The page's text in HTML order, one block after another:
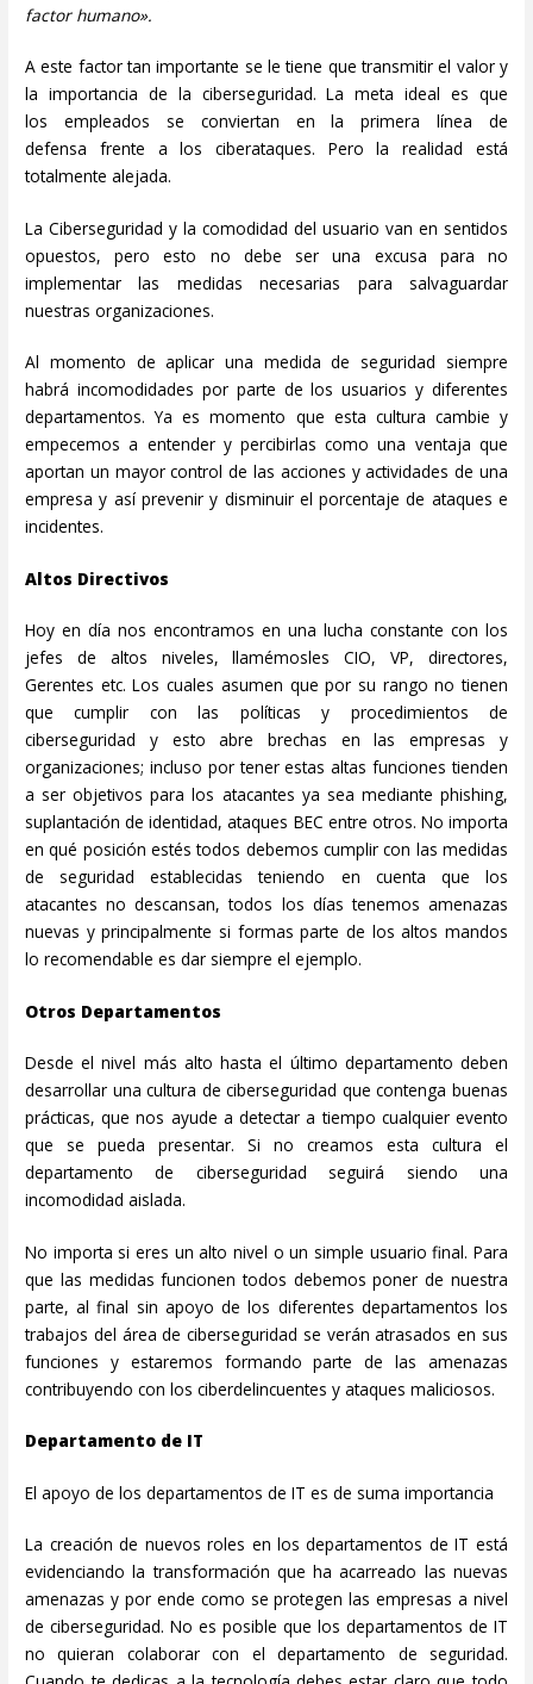
factor humano».
A este factor tan importante se le tiene que transmitir el valor y
la importancia de la ciberseguridad. La meta ideal es que
los
empleados se conviertan en la primera línea de
defensa frente a los ciberataques. Pero la realidad está
totalmente alejada.
La Ciberseguridad y la comodidad del usuario van en sentidos
opuestos, pero esto no debe ser una excusa para no
implementar las medidas necesarias para salvaguardar
nuestras organizaciones.
Al momento de aplicar una medida de seguridad siempre
habrá incomodidades por parte de los usuarios y diferentes
departamentos. Ya es momento que esta cultura cambie y
empecemos a entender y percibirlas como una ventaja que
aportan un mayor control de las acciones y actividades de una
empresa y así prevenir y disminuir el porcentaje de ataques e
incidentes.
Altos Directivos
Hoy en día nos encontramos en una lucha constante con los
jefes de altos niveles, llamémosles CIO, VP, directores,
Gerentes etc. Los cuales asumen que por su rango no tienen
que cumplir con las políticas y procedimientos de
ciberseguridad y esto abre brechas en las empresas y
organizaciones; incluso por tener estas altas funciones tienden
a ser objetivos para los atacantes ya sea mediante phishing,
suplantación de identidad, ataques BEC entre otros. No importa
en qué posición estés todos debemos cumplir con las medidas
de seguridad establecidas teniendo en cuenta que los
atacantes no descansan, todos los días tenemos amenazas
nuevas y principalmente si formas parte de los altos mandos
lo recomendable es dar siempre el ejemplo.
Otros Departamentos
Desde el nivel más alto hasta el último departamento deben
desarrollar una cultura de ciberseguridad que contenga buenas
prácticas, que nos ayude a detectar a tiempo cualquier evento
que se pueda presentar. Si no creamos esta cultura el
departamento de ciberseguridad seguirá siendo una
incomodidad aislada.
No importa si eres un alto nivel o un simple usuario final. Para
que las medidas funcionen todos debemos poner de nuestra
parte, al final sin apoyo de los diferentes departamentos los
trabajos del área de ciberseguridad se verán atrasados en sus
funciones y estaremos formando parte de las amenazas
contribuyendo con los ciberdelincuentes y ataques maliciosos.
Departamento de IT
El apoyo de los departamentos de IT es de suma importancia
La creación de nuevos roles en los departamentos de IT está
evidenciando la transformación que ha acarreado las nuevas
amenazas y por ende como se protegen las empresas a nivel
de ciberseguridad. No es posible que los departamentos de IT
no quieran colaborar con el departamento de seguridad.